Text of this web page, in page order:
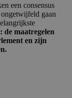
een consensus
gaan
de maatregelen
en zijn